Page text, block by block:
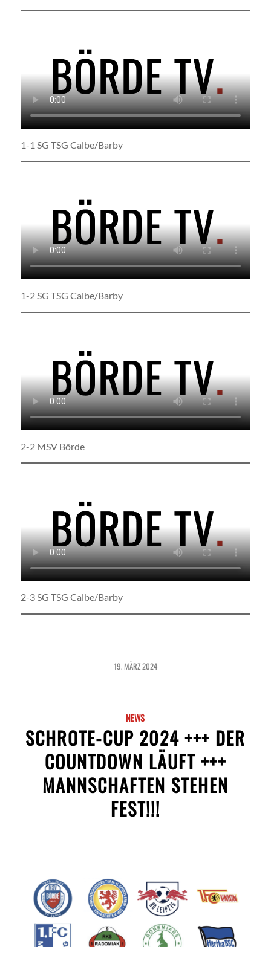
1-1 SG TSG Calbe/Barby
1-2 SG TSG Calbe/Barby
2-2 MSV Börde
2-3 SG TSG Calbe/Barby
19. MÄRZ 2024
NEWS
SCHROTE-CUP 2024 +++ DER
COUNTDOWN LÄUFT +++
MANNSCHAFTEN STEHEN
FEST!!!